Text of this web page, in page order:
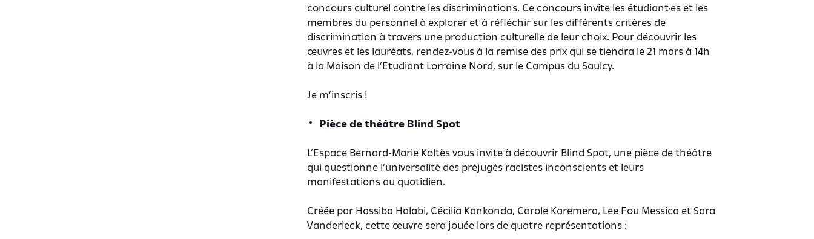
concours culturel contre les discriminations. Ce concours invite les étudiant·es et les
membres du personnel à explorer et à réfléchir sur les différents critères de
discrimination à travers une production culturelle de leur choix. Pour découvrir les
œuvres et les lauréats, rendez-vous à la remise des prix qui se tiendra le 21 mars à 14h
à la Maison de l’Etudiant Lorraine Nord, sur le Campus du Saulcy.
Je m’inscris !
Pièce de théâtre Blind Spot
L’Espace Bernard-Marie Koltès vous invite à découvrir Blind Spot, une pièce de théâtre
qui questionne l’universalité des préjugés racistes inconscients et leurs
manifestations au quotidien.
Créée par Hassiba Halabi, Cécilia Kankonda, Carole Karemera, Lee Fou Messica et Sara
Vanderieck, cette œuvre sera jouée lors de quatre représentations :